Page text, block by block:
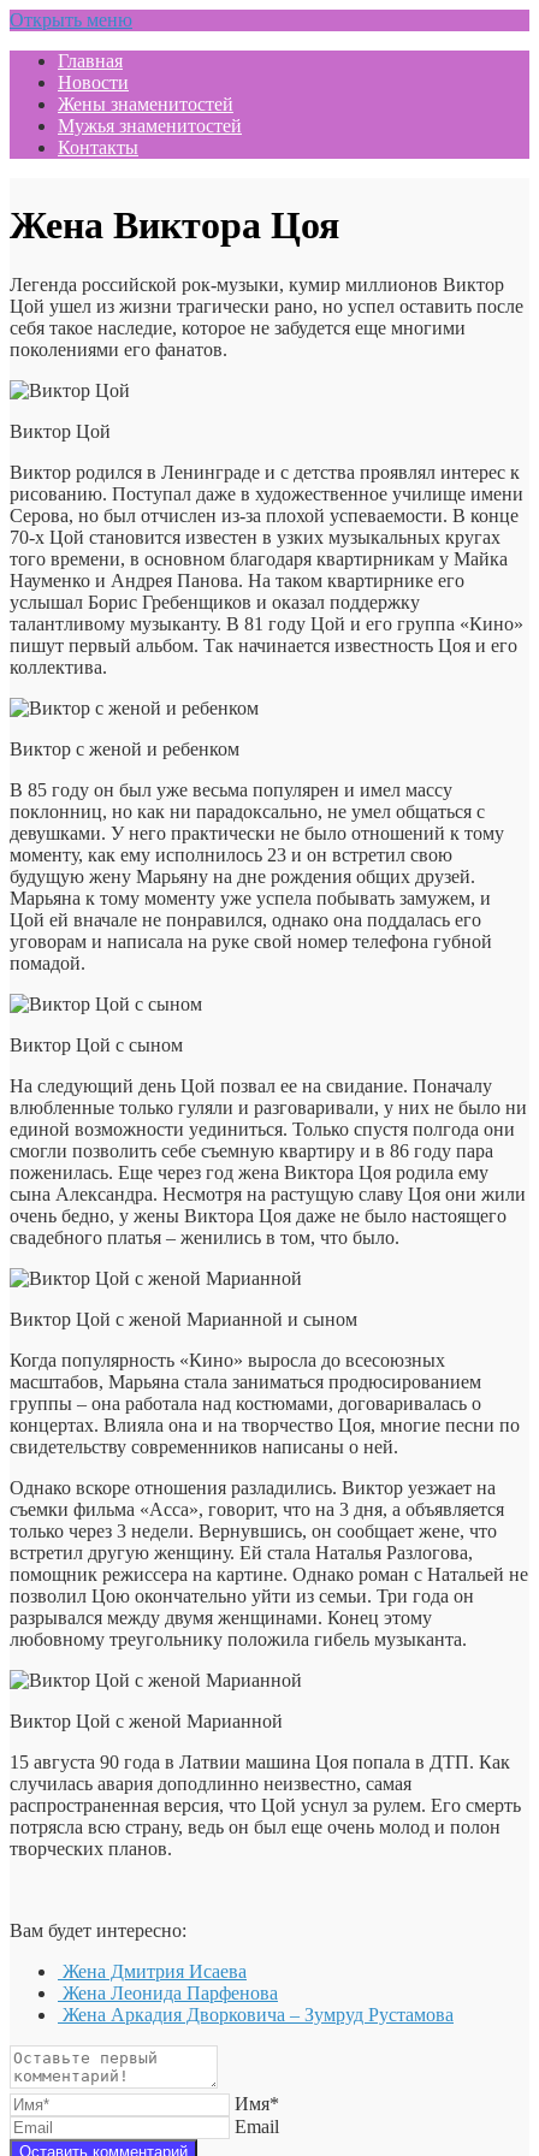
Открыть меню
Главная
Новости
Жены знаменитостей
Мужья знаменитостей
Контакты
Жена Виктора Цоя
Легенда российской рок-музыки, кумир миллионов Виктор
Цой ушел из жизни трагически рано, но успел оставить после
себя такое наследие, которое не забудется еще многими
поколениями его фанатов.
Виктор Цой
Виктор родился в Ленинграде и с детства проявлял интерес к
рисованию. Поступал даже в художественное училище имени
Серова, но был отчислен из-за плохой успеваемости. В конце
70-х Цой становится известен в узких музыкальных кругах
того времени, в основном благодаря квартирникам у Майка
Науменко и Андрея Панова. На таком квартирнике его
услышал Борис Гребенщиков и оказал поддержку
талантливому музыканту. В 81 году Цой и его группа «Кино»
пишут первый альбом. Так начинается известность Цоя и его
коллектива.
Виктор с женой и ребенком
В 85 году он был уже весьма популярен и имел массу
поклонниц, но как ни парадоксально, не умел общаться с
девушками. У него практически не было отношений к тому
моменту, как ему исполнилось 23 и он встретил свою
будущую жену Марьяну на дне рождения общих друзей.
Марьяна к тому моменту уже успела побывать замужем, и
Цой ей вначале не понравился, однако она поддалась его
уговорам и написала на руке свой номер телефона губной
помадой.
Виктор Цой с сыном
На следующий день Цой позвал ее на свидание. Поначалу
влюбленные только гуляли и разговаривали, у них не было ни
единой возможности уединиться. Только спустя полгода они
смогли позволить себе съемную квартиру и в 86 году пара
поженилась. Еще через год жена Виктора Цоя родила ему
сына Александра. Несмотря на растущую славу Цоя они жили
очень бедно, у жены Виктора Цоя даже не было настоящего
свадебного платья – женились в том, что было.
Виктор Цой с женой Марианной и сыном
Когда популярность «Кино» выросла до всесоюзных
масштабов, Марьяна стала заниматься продюсированием
группы – она работала над костюмами, договаривалась о
концертах. Влияла она и на творчество Цоя, многие песни по
свидетельству современников написаны о ней.
Однако вскоре отношения разладились. Виктор уезжает на
съемки фильма «Асса», говорит, что на 3 дня, а объявляется
только через 3 недели. Вернувшись, он сообщает жене, что
встретил другую женщину. Ей стала Наталья Разлогова,
помощник режиссера на картине. Однако роман с Натальей не
позволил Цою окончательно уйти из семьи. Три года он
разрывался между двумя женщинами. Конец этому
любовному треугольнику положила гибель музыканта.
Виктор Цой с женой Марианной
15 августа 90 года в Латвии машина Цоя попала в ДТП. Как
случилась авария доподлинно неизвестно, самая
распространенная версия, что Цой уснул за рулем. Его смерть
потрясла всю страну, ведь он был еще очень молод и полон
творческих планов.
Вам будет интересно:
Жена Дмитрия Исаева
Жена Леонида Парфенова
Жена Аркадия Дворковича – Зумруд Рустамова
Имя*
Email